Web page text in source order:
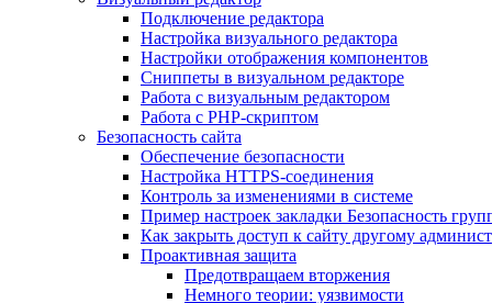
Подключение редактора
Настройка визуального редактора
Настройки отображения компонентов
Сниппеты в визуальном редакторе
Работа с визуальным редактором
Работа с PHP-скриптом
Безопасность сайта
Обеспечение безопасности
Настройка HTTPS-соединения
Контроль за изменениями в системе
Пример настроек закладки Безопасность
Как закрыть доступ к сайту другому
Проактивная защита
Предотвращаем вторжения
Немного теории: уязвимости